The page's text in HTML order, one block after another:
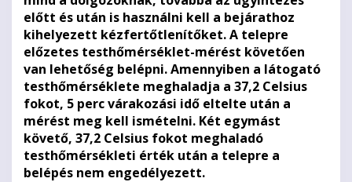
előtt és után is használni kell a bejárathoz
kihelyezett kézfertőtlenítőket.A telepre
előzetes testhőmérséklet-mérést követően
van lehetőség belépni. Amennyiben a látogató
testhőmérséklete meghaladja a 37,2 Celsius
fokot, 5 perc várakozási idő eltelte után a
mérést meg kell ismételni. Két egymást
követő, 37,2 Celsius fokot meghaladó
testhőmérsékleti érték után a telepre a
belépés nem engedélyezett.